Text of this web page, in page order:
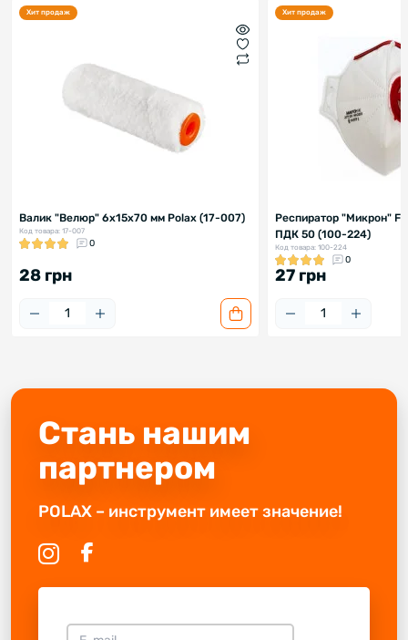
Хит продаж
Валик "Велюр" 6х15х70 мм Polax (17-007)
Код товара: 17-007
0
28 грн
Хит продаж
Респиратор "Микрон"
ПДК 50 (100-224)
Код товара: 100-224
0
27 грн
Стань нашим
партнером
POLAX – инструмент имеет значение!